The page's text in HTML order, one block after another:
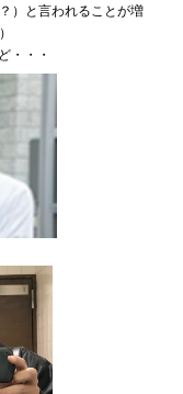
と言われることが増
・・・